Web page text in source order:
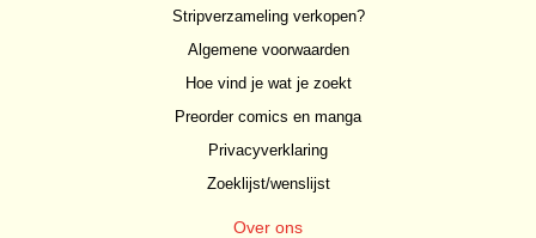
Stripverzameling verkopen?
Algemene voorwaarden
Hoe vind je wat je zoekt
Preorder comics en manga
Privacyverklaring
Zoeklijst/wenslijst
Over ons